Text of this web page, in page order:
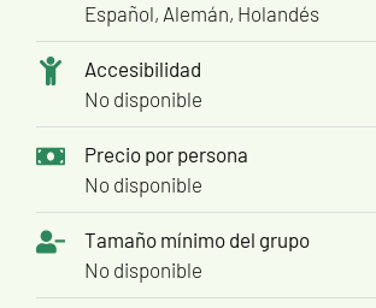
Español, Alemán, Holandés
Accesibilidad
No disponible
Precio por persona
No disponible
Tamaño mínimo del grupo
No disponible